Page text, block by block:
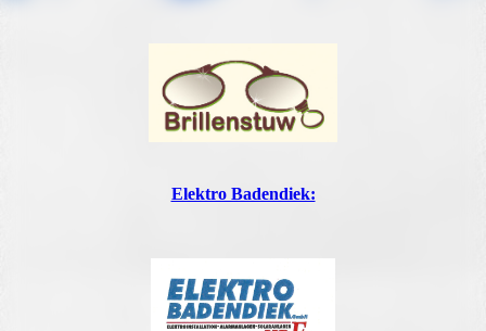
Elektro Badendiek: